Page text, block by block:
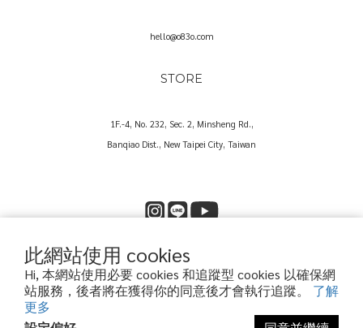
此網站使用 cookies
Hi, 本網站使用必要 cookies 和追蹤型 cookies 以確保網
站服務，後者將在獲得你的同意後才會執行追蹤。 了解
更多
hello@o83o.com
STORE
1F.-4, No. 232, Sec. 2, Minsheng Rd.,
Banqiao Dist., New Taipei City, Taiwan
Copyright© 2025 O83O International Trading Co., Ltd.
歐捌叁歐國際貿易股份有限公司｜60573857